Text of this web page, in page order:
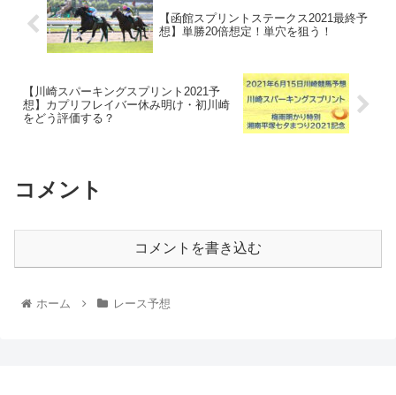
【函館スプリントステークス2021最終予
想】単勝20倍想定！単穴を狙う！
【川崎スパーキングスプリント2021予
想】カプリフレイバー休み明け・初川崎
をどう評価する？
コメント
コメントを書き込む
ホーム レース予想